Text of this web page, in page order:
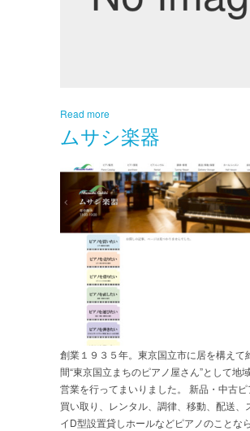
Read more
ムサシ楽器
創業１９３５年。東京国立市に居を構えて
間“東京国立まちのピアノ屋さん”として地
営業を行ってまいりました。 新品・中古ピ
買い取り、レンタル、調律、移動、配送、
イD型設置貸しホールなどピアノのことな